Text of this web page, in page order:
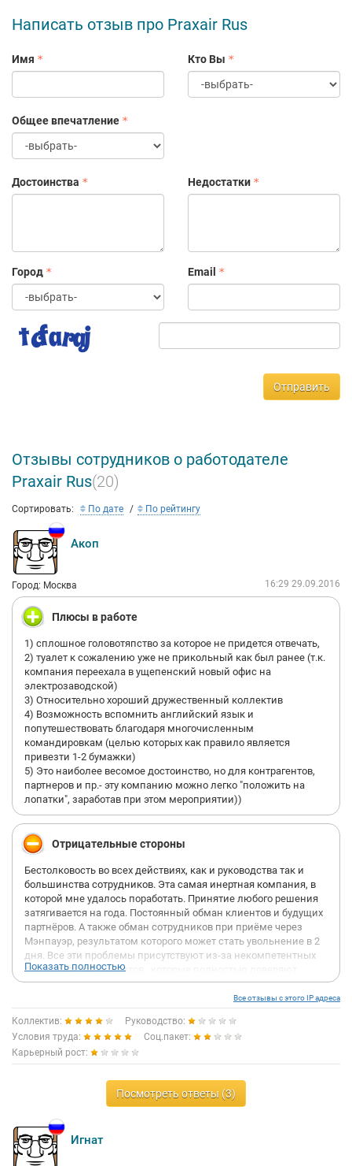
Написать отзыв про Praxair Rus
Имя Кто Вы
Общее впечатление
Достоинства Недостатки
Город Email
Отправить
Отзывы сотрудников о работодателе
Praxair Rus(20)
Сортировать: По дате По рейтингу
Акоп
Город: Москва 16:29 29.09.2016
Плюсы в работе
1) сплошное головотяпство за которое не придется отвечать,
2) туалет к сожалению уже не прикольный как был ранее (т.к.
компания переехала в ущепенский новый офис на
электрозаводской)
3) Относительно хороший дружественный коллектив
4) Возможность вспомнить английский язык и
попутешествовать благодаря многочисленным
командировкам (целью которых как правило является
привезти 1-2 бумажки)
5) Это наиболее весомое достоинство, но для контрагентов,
партнеров и пр.- эту компанию можно легко "положить на
лопатки", заработав при этом мероприятии))
Отрицательные стороны
Бестолковость во всех действиях, как и руководства так и
большинства сотрудников. Эта самая инертная компания, в
которой мне удалось поработать. Принятие любого решения
затягивается на года. Постоянный обман клиентов и будущих
партнёров. А также обман сотрудников при приёме через
Мэнпауэр, результатом которого может стать увольнение в 2
дня. Все эти проблемы присутствуют из-за некомпетентных
руководителей-экспатов , которые полностью доверяют
русским-руководителям, полагая что те понимают специфику
бизнеса, полностью увлечены работой, а так же глубоко
убеждены в том что русское руководство безума от “подачек”
в виде зарплат. Все это способствует работе крайне
неадекватных и непрофессиональных русских
руководителей, задача который создать проблему, а потом ее
Результатом этого становиться полный бардак в офисе
перекладывание обязанностей на сотрудников которые еще
проектов и тд и тп.
По моему мнению компания катиться в низ, это обусловлено
Показать полностью
Все отзывы с этого IP адреса
Коллектив:
Руководство:
Условия труда:
Соц.пакет:
Карьерный рост:
Посмотреть ответы (3)
Игнат